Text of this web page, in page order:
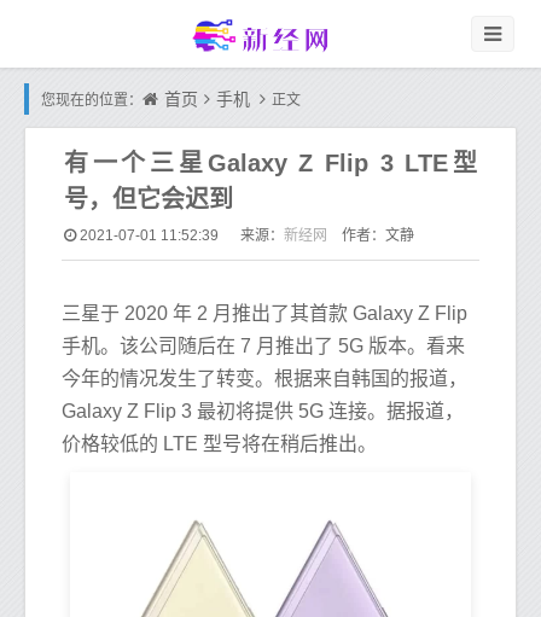
您现在的位置： 首页 手机 正文
有一个三星Galaxy Z Flip 3 LTE型
号，但它会迟到
2021-07-01 11:52:39 来源： 新经网 作者：文静
三星于 2020 年 2 月推出了其首款 Galaxy Z Flip
手机。该公司随后在 7 月推出了 5G 版本。看来
今年的情况发生了转变。根据来自韩国的报道，
Galaxy Z Flip 3 最初将提供 5G 连接。据报道，
价格较低的 LTE 型号将在稍后推出。